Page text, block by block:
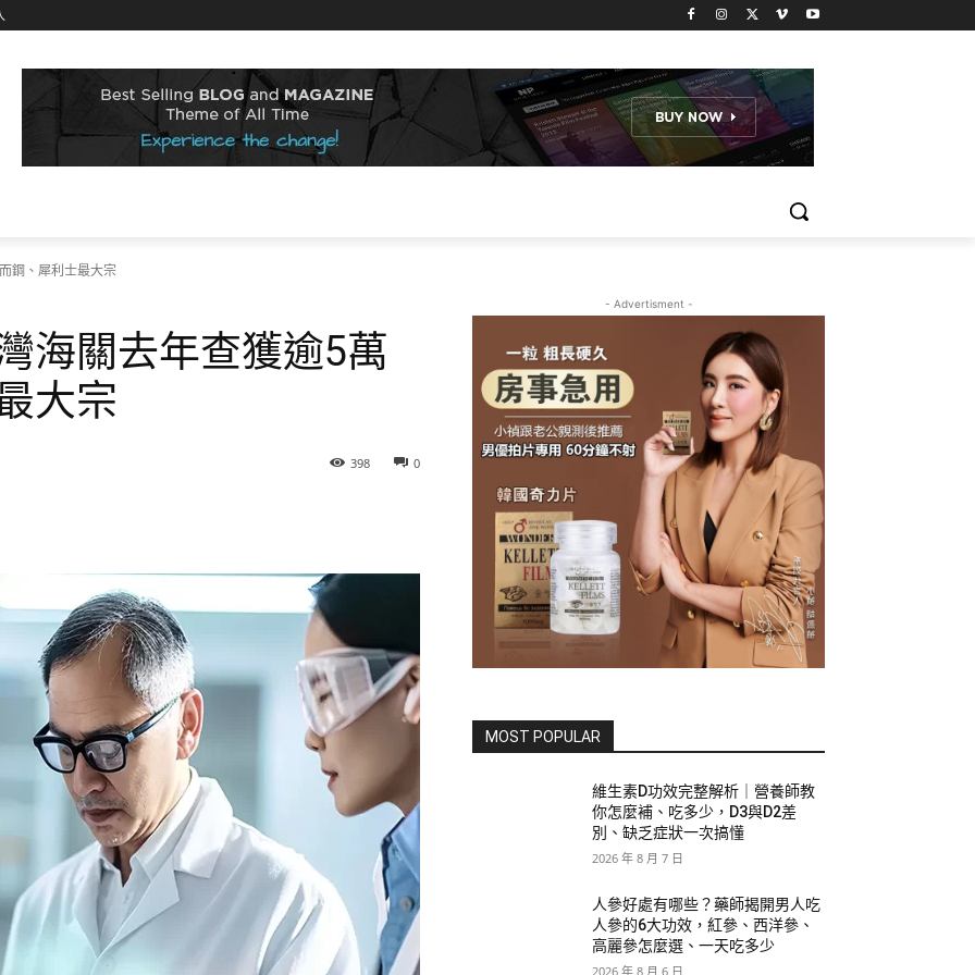
鋼、犀利士最大宗
海關去年查獲逾5萬
大宗
0
398
- Advertisment -
MOST POPULAR
維生素D功效完整解析｜營養師教
你怎麼補、吃多少，D3與D2差
別、缺乏症狀一次搞懂
2026 年 8 月 7 日
人參好處有哪些？藥師揭開男人吃
人參的6大功效，紅參、西洋參、
高麗參怎麼選、一天吃多少
2026 年 8 月 6 日